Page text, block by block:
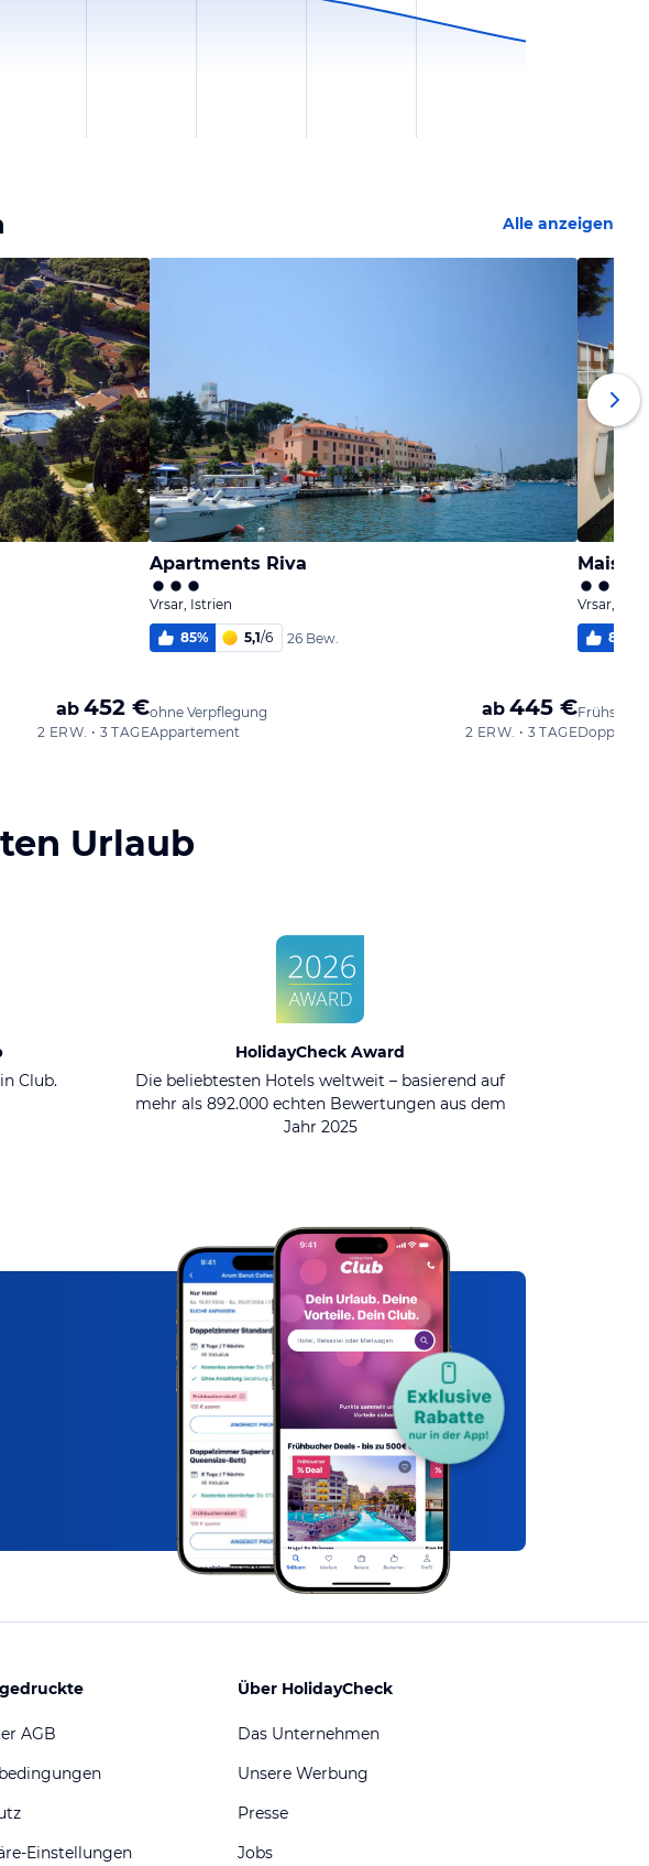
Alle anzeigen
ab 452 €
2 ERW. • 3 TAGE
Apartments Riva
Vrsar, Istrien
85% 5,1/6 26 Bew.
ohne Verpflegung
Appartement
ab 445 €
2 ERW. • 3 TAGE
Vrsar,
86
Frühstück
Urlaub
Club.
HolidayCheck Award
Die beliebtesten Hotels weltweit – basierend auf
mehr als 892.000 echten Bewertungen aus dem
Jahr 2025
AGB
Einstellungen
Über HolidayCheck
Das Unternehmen
Unsere Werbung
Presse
Jobs